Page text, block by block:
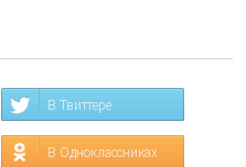
В Твиттере
В Одноклассниках